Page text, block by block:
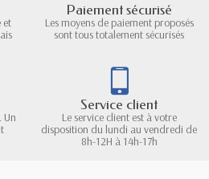
et
Paiement sécurisé
Les moyens de paiement proposés
sont tous totalement sécurisés
Un
Service client
Le service client est à votre
disposition du lundi au vendredi de
8h-12H à 14h-17h